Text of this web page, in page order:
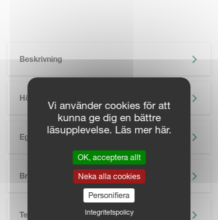
Beskrivning
Höjdpunkter
Egenskaper
Broschyr
Teknisk Specifikation
Vi använder cookies för att
kunna ge dig en bättre
läsupplevelse. Läs mer här.
OK, acceptera allt
Neka alla cookies
Personifiera
Integritetspolicy